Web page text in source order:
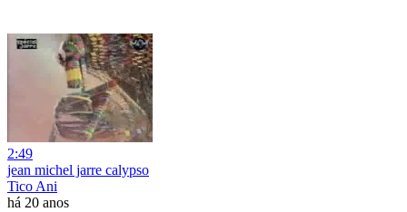
2:49
jean michel jarre calypso
Tico Ani
há 20 anos